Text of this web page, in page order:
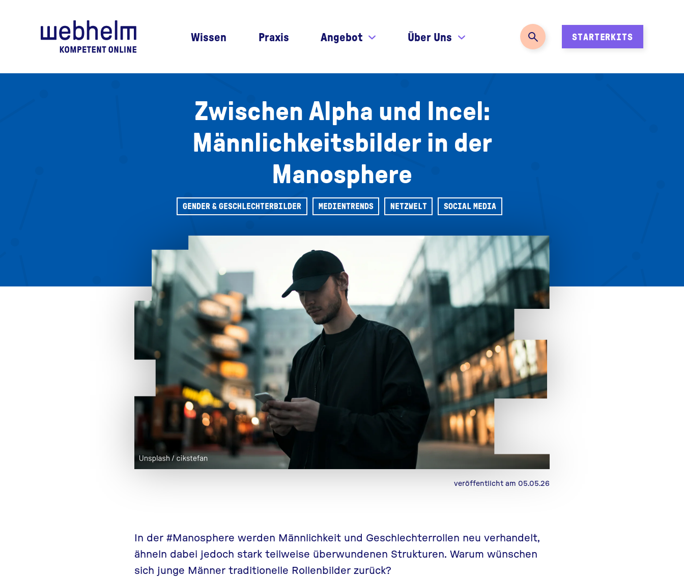
Wissen Praxis Angebot Über Uns STARTERKITS
Zwischen Alpha und Incel:
Männlichkeitsbilder in der
Manosphere
GENDER & GESCHLECHTERBILDER MEDIENTRENDS NETZWELT SOCIAL MEDIA
veröffentlicht am 05.05.26
In der #Manosphere werden Männlichkeit und Geschlechterrollen neu verhandelt,
ähneln dabei jedoch stark teilweise überwundenen Strukturen. Warum wünschen
sich junge Männer traditionelle Rollenbilder zurück?